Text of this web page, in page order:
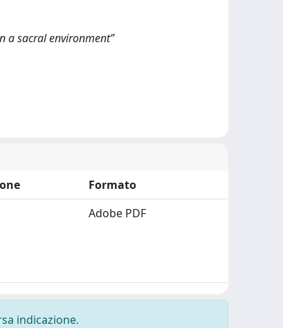
a sacral environment”
Formato
Adobe PDF
indicazione.